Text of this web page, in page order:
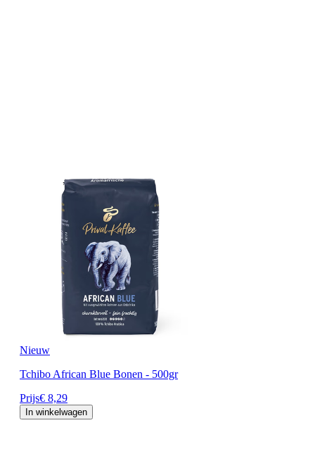
Nieuw
Tchibo African Blue Bonen - 500gr
Prijs€ 8,29
In winkelwagen